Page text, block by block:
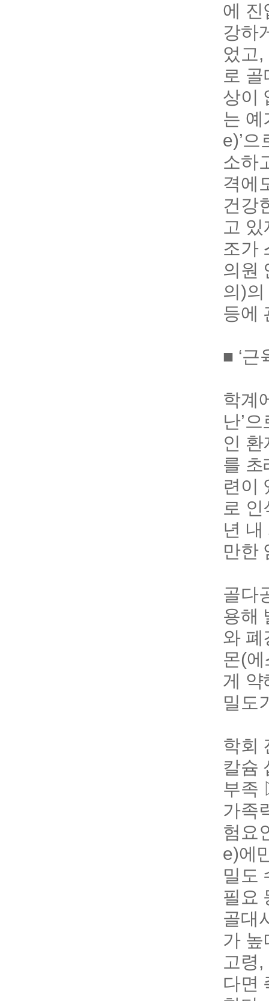
에 진
강하
었고,
로
상이
는 예
e)’
소하
격에
건강
고
조가
의원
의)
등에
■ ‘근
학계
난’
인
를 초
련이
로
년
만한
골다
용해
와 폐
몬(
게 약
밀도
학회
칼슘
부족
가족
험요
e)에
밀도
필요
골대
가 높
고령
다면